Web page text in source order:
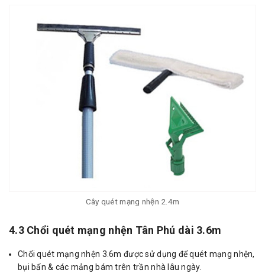
Cây quét mạng nhện 2.4m
4.3 Chổi quét mạng nhện Tân Phú dài 3.6m
Chổi quét mạng nhện 3.6m được sử dụng để quét mạng nhện,
bụi bẩn & các mảng bám trên trần nhà lâu ngày.